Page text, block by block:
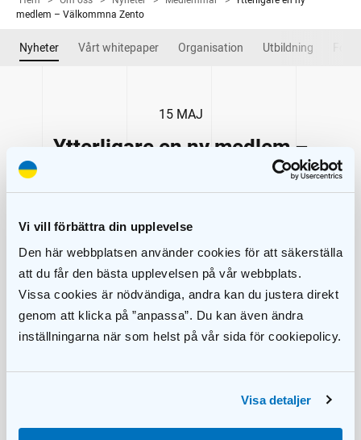
Vi vill förbättra din upplevelse
Den här webbplatsen använder cookies för att säkerställa
att du får den bästa upplevelsen på vår webbplats.
Vissa cookies är nödvändiga, andra kan du justera direkt
genom att klicka på ”anpassa”. Du kan även ändra
inställningarna när som helst på vår sida för cookiepolicy.
Visa detaljer
Nyheter Vårt whitepaper Organisation Utbildning
medlem – Välkommna Zento
15 MAJ
Ytterligare en ny medlem –
branschorganisationen Svenska Solskyddsförbundet.
Zento ABsom
hälsas välkomna.